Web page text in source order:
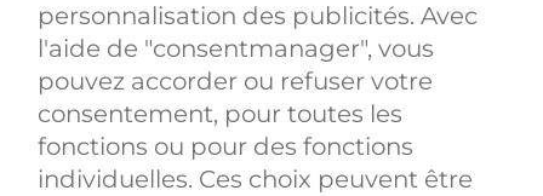
personnalisation des publicités. Avec
l'aide de "consentmanager", vous
pouvez accorder ou refuser votre
consentement, pour toutes les
fonctions ou pour des fonctions
individuelles. Ces choix peuvent être